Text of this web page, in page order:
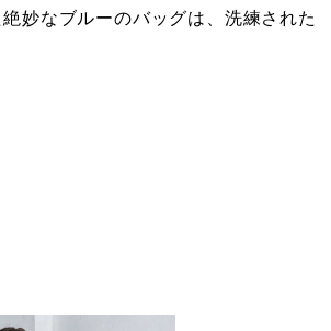
妙なブルーのバッグは、洗練された